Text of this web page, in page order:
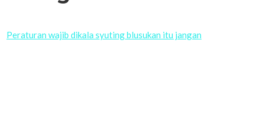
Peraturan wajib dikala syuting blusukan itu jangan